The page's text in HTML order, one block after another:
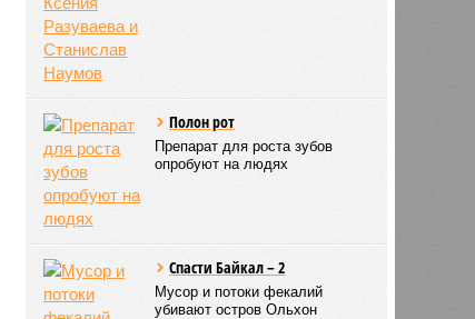
Полон рот
Препарат для роста зубов
опробуют на людях
Спасти Байкал – 2
Мусор и потоки фекалий
убивают остров Ольхон